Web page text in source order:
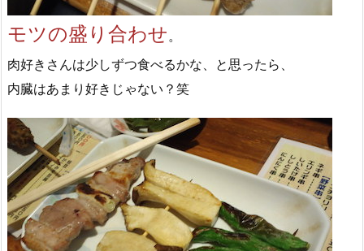
モツの盛り合わせ。
肉好きさんは少しずつ食べるかな、と思ったら、
内臓はあまり好きじゃない？笑